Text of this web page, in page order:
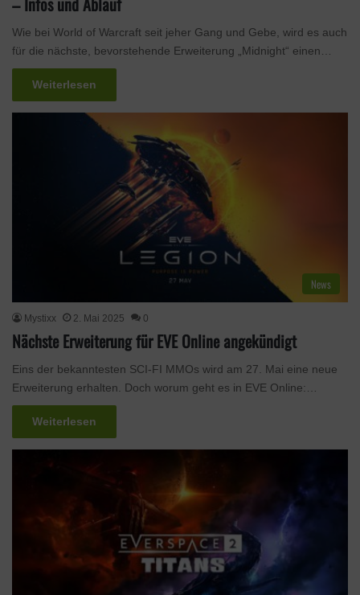
Wie bei World of Warcraft seit jeher Gang und Gebe, wird es auch
für die nächste, bevorstehende Erweiterung „Midnight“ einen…
Weiterlesen
News
Mystixx 2. Mai 2025 0
Nächste Erweiterung für EVE Online angekündigt
Eins der bekanntesten SCI-FI MMOs wird am 27. Mai eine neue
Erweiterung erhalten. Doch worum geht es in EVE Online:…
Weiterlesen